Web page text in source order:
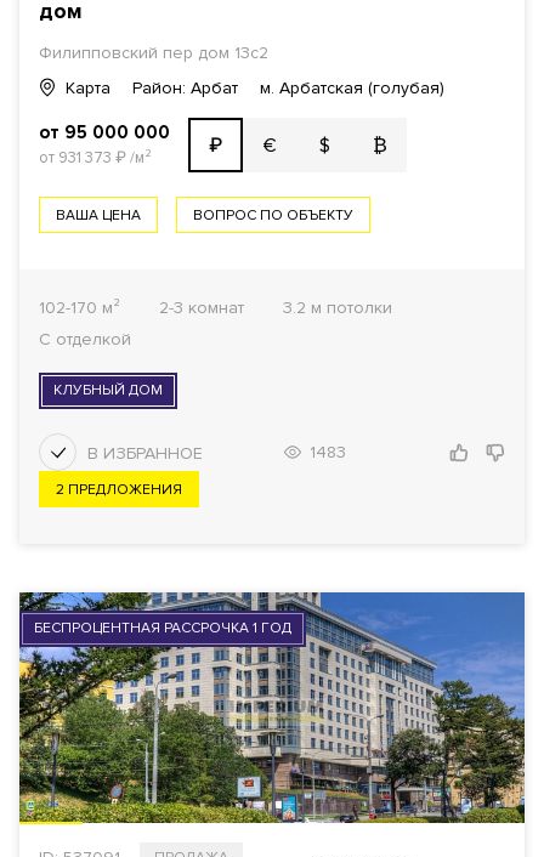
дом
Филипповский пер дом 13с2
Карта
Район: Арбат м. Арбатская (голубая)
от 95 000 000
от 931 373 ₽/м² ₽ € $ ₿
ВАША ЦЕНА ВОПРОС ПО ОБЪЕКТУ
102-170 м² 2-3 комнат
3.2 м потолки
С отделкой
КЛУБНЫЙ ДОМ
1483
2 ПРЕДЛОЖЕНИЯ
БЕСПРОЦЕНТНАЯ РАССРОЧКА 1 ГОД